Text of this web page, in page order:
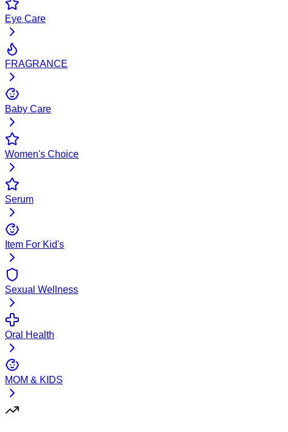
Eye Care
FRAGRANCE
Baby Care
Women's Choice
Serum
Item For Kid's
Sexual Wellness
Oral Health
MOM & KIDS